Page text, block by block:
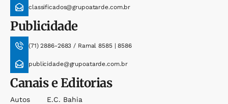
classificados@grupoatarde.com.br
Publicidade
(71) 2886-2683 / Ramal 8585 | 8586
publicidade@grupoatarde.com.br
Canais e Editorias
Autos
E.c. Bahia